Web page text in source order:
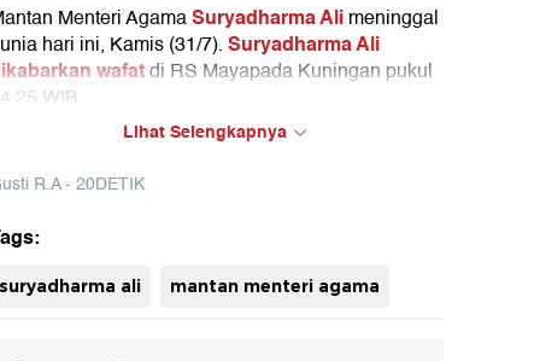
Menteri AgamaSuryadharma Alimeninggal
hari ini, Kamis (31/7).Suryadharma Ali
wafatdi RS Mayapada Kuningan pukul
WIB.
Kabar yang beredar, jenazah akan disemayamkan di
dukadi Jalan Cipinang Cempedak I,
Jakarta Timur.
Lihat Selengkapnya
R.A - 20DETIK
suryadharma ali mantan menteri agama